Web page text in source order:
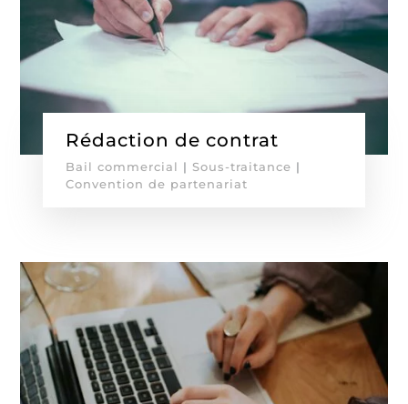
Rédaction de contrat
Bail commercial | Sous-traitance |
Convention de partenariat